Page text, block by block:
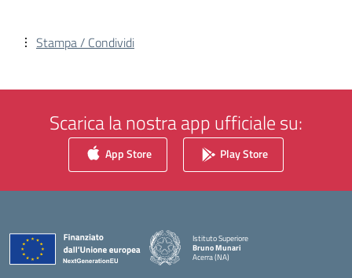
Stampa / Condividi
Scarica la nostra app ufficiale su:
App Store Play Store
Istituto Superiore
Bruno Munari
Acerra (NA)